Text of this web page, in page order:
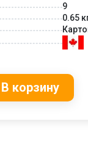
9
0.65
В корзину